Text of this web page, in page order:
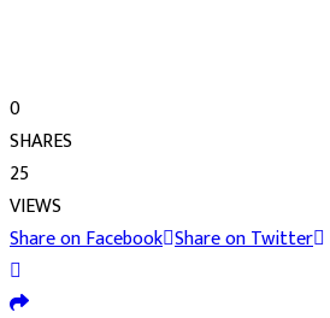
0
SHARES
25
VIEWS
Share on Facebook Share on Twitter